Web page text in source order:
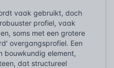
vaak gebruikt, doch
profiel, vaak
soms met een grotere
overgangsprofiel. Een
bouwkundig element,
dat structureel